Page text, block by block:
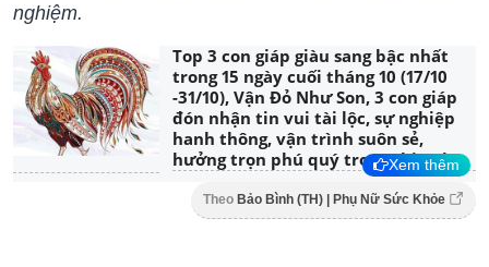
nghiệm.
Top 3 con giáp giàu sang bậc nhất
trong 15 ngày cuối tháng 10 (17/10
-31/10), Vận Đỏ Như Son, 3 con giáp
đón nhận tin vui tài lộc, sự nghiệp
hanh thông, vận trình suôn sẻ,
hưởng trọn phú quý trong thiên hạ
Xem thêm
Theo Bảo Bình (TH) | Phụ Nữ Sức Khỏe